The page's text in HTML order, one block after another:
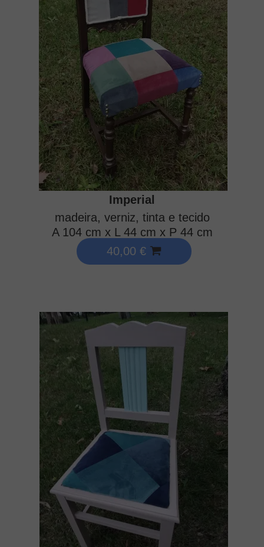
40,00 €
Imperial
madeira, verniz, tinta e tecido
A 104 cm x L 44 cm x P 44 cm